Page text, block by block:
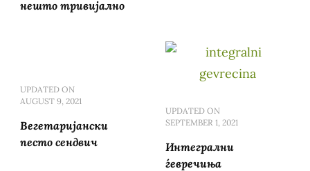
нешто тривијално
UPDATED ON
AUGUST 9, 2021
Вегетаријански
песто сендвич
UPDATED ON
SEPTEMBER 1, 2021
Интегрални
ѓевречиња